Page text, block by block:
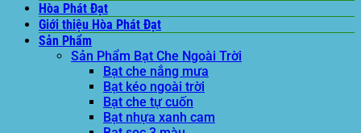
Hòa Phát Đạt
Giới thiệu Hòa Phát Đạt
Sản Phẩm
Sản Phẩm Bạt Che Ngoài Trời
Bạt che nắng mưa
Bạt kéo ngoài trời
Bạt che tự cuốn
Bạt nhựa xanh cam